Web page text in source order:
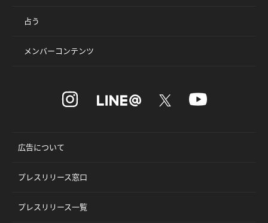
占う
メンバーコンテンツ
広告について
プレスリリース窓口
プレスリリース一覧